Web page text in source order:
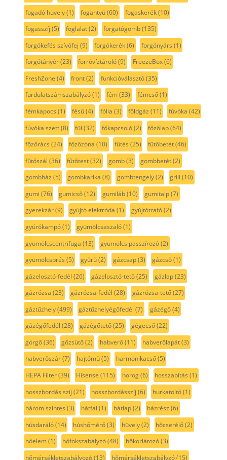
fogadó hüvely(1) fogantyú(60) fogaskerék(10)
fogasszíj (5) foglalat(2) forgatógomb(135)
forgókefés szívófej (9) forgókerék(6) forgónyárs (1)
forgótányér(23) forróvíztároló(9) FreezeBox(6)
FreshZone (4) front(2) funkcióválasztó(35)
furdulatszámszabályzó(1) fém(33) fémcső(1)
fémkapocs (1) fésű(4) fólia (3) földgáz (11) fúvóka (42)
fúvóka szett(8) fül (32) főkapcsoló(2) főzőlap(64)
főzőrács (24) főzőzóna (10) fűtés (25) fűtőbetét(46)
fűtőszál (36) fűtőtest(32) gomb(3) gombbetét(2)
gombház (5) gombkarika (8) gombtengely(2) grill (10)
gumi (76) gumicső(12) gumiláb(10) gumitalp(7)
gyerekzár(9) gyújtó elektróda (1) gyújtótrafó(2)
gyúrókampó(1) gyümölcsaszaló(1)
gyümölcscentrifuga (13) gyümölcs passzírozó(2)
gyümölcsprés (5) gyűrű(2) gázcsap(3) gázcső(1)
gázelosztó-fedél (26) gázelosztó-tető(25) gázlap(23)
gázrózsa (23) gázrózsa-fedél (28) gázrózsa-tető(27)
gáztűzhely(499) gáztűzhelyégőfedél (7) gázégő(4)
gázégőfedél (28) gázégőtető(25) gégecső(22)
görgő(36) gőzsütő(2) habverő(11) habverőlapát(3)
habverőszár(7) hajtómű(5) harmonikacső(5)
HEPA Filter(39) Hisense (115) horog(6) hosszabítás (1)
hosszbordás szíj (21) hosszbordásszíj (6) hurkatöltő(1)
három szintes (3) hátfal (1) hátlap(2) házrész (6)
húsdaráló(14) húshőmérő(3) hüvely(2) hőcserélő(2)
hőelem(1) hőfokszabályzó(48) hőkorlátozó(3)
hőmérsékletszabályozó(13) hőmérsékletszabályzó(15)